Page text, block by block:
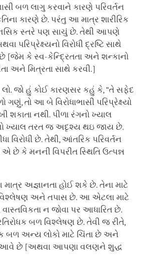
બળ લાગુ કરવાને કારણે પરિવર્તન
કારણે છે. પરંતુ આ માત્ર શારીરિક
સ્તરે પણ સાચું છે. તેથી આપણે
પરિપ્રેક્ષ્યનો વિરોધી દ્રષ્ટિ સાથે
[જેમ કે સ્વ-કેન્દ્રિતતા અને શન્કાનો
અને મિત્રતા સાથે કરવી.]
જો હું કોઈ કારણસર કહું કે, “તે સફેદ
તો આ બે વિરોધાભાસી પરિપ્રેક્ષ્યો
નથી. પીળા રંગનો ખ્યાલ
ખ્યાલ તરત જ અદૃશ્ય થઇ જાય છે.
છે. તેથી, આંતરિક પરિવર્તન
છે કે મનની વિપરીત સ્થિતિ ઉત્પન્ન
અજ્ઞાનતા હોઈ શકે છે. તેના માટે
અને તપાસ છે. આ એટલા માટે
ન જોવા પર આધારિત છે.
બળ વિશ્લેષણ છે. તેવી જ રીતે,
બળ અન્ય લોકો માટે ચિંતા છે અને
આવે છે [અથવા આપણા વલણને શુદ્ધ